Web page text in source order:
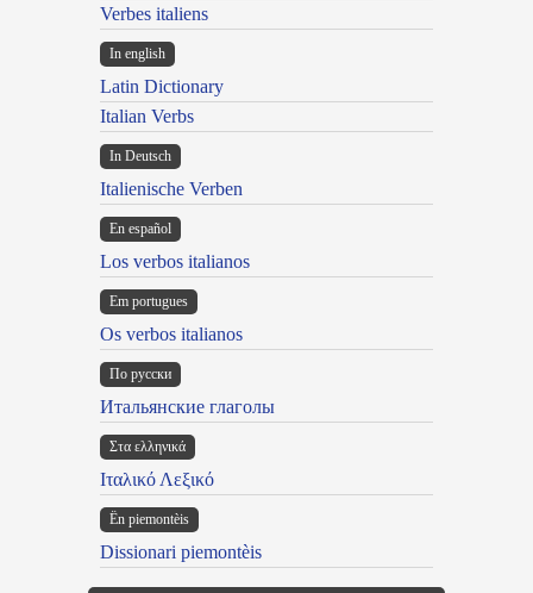
Verbes italiens
In english
Latin Dictionary
Italian Verbs
In Deutsch
Italienische Verben
En español
Los verbos italianos
Em portugues
Os verbos italianos
По русски
Итальянские глаголы
Στα ελληνικά
Ιταλικό Λεξικό
Ën piemontèis
Dissionari piemontèis